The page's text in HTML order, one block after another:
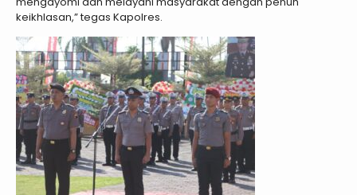
keikhlasan,” tegas Kapolres.